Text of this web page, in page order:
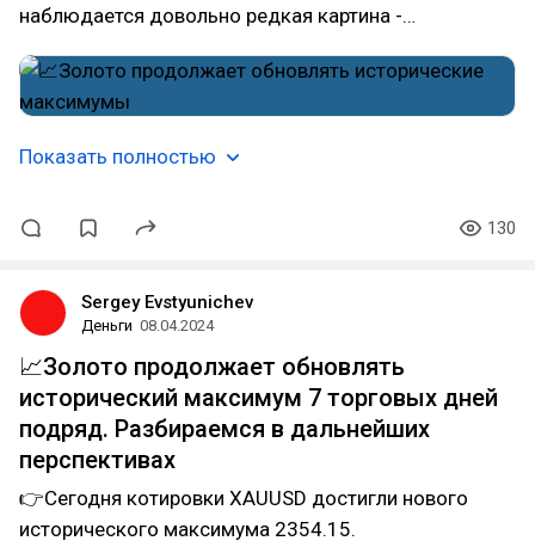
наблюдается довольно редкая картина -…
Показать полностью
130
Sergey Evstyunichev
Деньги 08.04.2024
📈Золото продолжает обновлять
исторический максимум 7 торговых дней
подряд. Разбираемся в дальнейших
перспективах
👉Сегодня котировки XAUUSD достигли нового
исторического максимума 2354.15.